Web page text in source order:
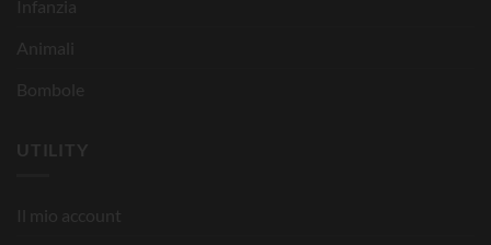
Infanzia
Animali
Bombole
UTILITY
Il mio account